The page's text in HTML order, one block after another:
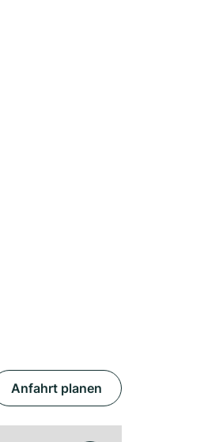
Anfahrt planen